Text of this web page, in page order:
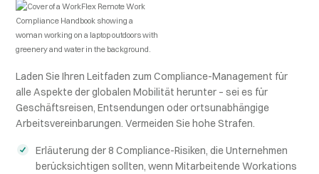
Laden Sie Ihren Leitfaden zum Compliance-Management für
alle Aspekte der globalen Mobilität herunter – sei es für
Geschäftsreisen, Entsendungen oder ortsunabhängige
Arbeitsvereinbarungen. Vermeiden Sie hohe Strafen.
Erläuterung der 8 Compliance-Risiken, die Unternehmen
berücksichtigen sollten, wenn Mitarbeitende Workations